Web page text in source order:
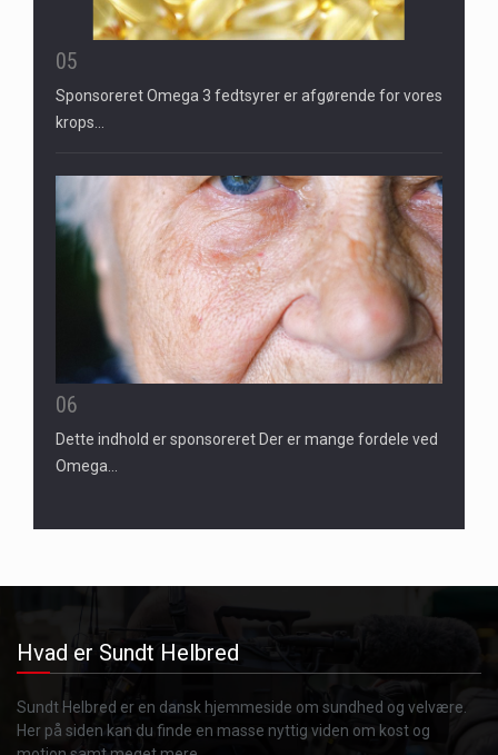
05
Sponsoreret Omega 3 fedtsyrer er afgørende for vores
krops…
06
Dette indhold er sponsoreret Der er mange fordele ved
Omega…
Hvad er Sundt Helbred
Sundt Helbred er en dansk hjemmeside om sundhed og velvære.
Her på siden kan du finde en masse nyttig viden om kost og